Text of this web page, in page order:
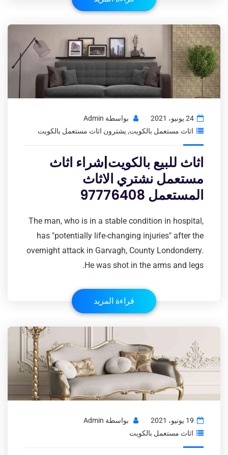
24 يونيو، 2021 بواسطة Admin
اثاث مستعمل بالكويت, يشترون اثاث مستعمل بالكويت
اثاث للبيع بالكويت|شراء اثاث
مستعمل نشتري الاثاث
المستعمل 97776408
The man, who is in a stable condition in hospital,
has "potentially life-changing injuries" after the
overnight attack in Garvagh, County Londonderry.
He was shot in the arms and legs.
قراءة المزيد
19 يونيو، 2021 بواسطة Admin
اثاث مستعمل بالكويت